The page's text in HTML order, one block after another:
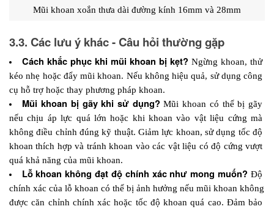
Mũi khoan xoắn thưa dài đường kính 16mm và 28mm
3.3. Các lưu ý khác - Câu hỏi thường gặp
Cách khắc phục khi mũi khoan bị kẹt? Ngừng khoan, thử
kéo nhẹ hoặc đẩy mũi khoan. Nếu không hiệu quả, sử dụng công
cụ hỗ trợ hoặc thay phương pháp khoan.
Mũi khoan bị gãy khi sử dụng? Mũi khoan có thể bị gãy
nếu chịu áp lực quá lớn hoặc khi khoan vào vật liệu cứng mà
không điều chỉnh đúng kỹ thuật. Giảm lực khoan, sử dụng tốc độ
khoan thích hợp và tránh khoan vào các vật liệu có độ cứng vượt
quá khả năng của mũi khoan.
Lỗ khoan không đạt độ chính xác như mong muốn? Độ
chính xác của lỗ khoan có thể bị ảnh hưởng nếu mũi khoan không
được căn chỉnh chính xác hoặc tốc độ khoan quá cao. Đảm bảo